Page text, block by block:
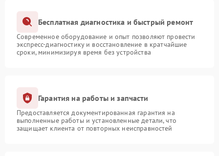
Бесплатная диагностика и быстрый ремонт
Современное оборудование и опыт позволяют провести
экспресс-диагностику и восстановление в кратчайшие
сроки, минимизируя время без устройства
Гарантия на работы и запчасти
Предоставляется документированная гарантия на
выполненные работы и установленные детали, что
защищает клиента от повторных неисправностей